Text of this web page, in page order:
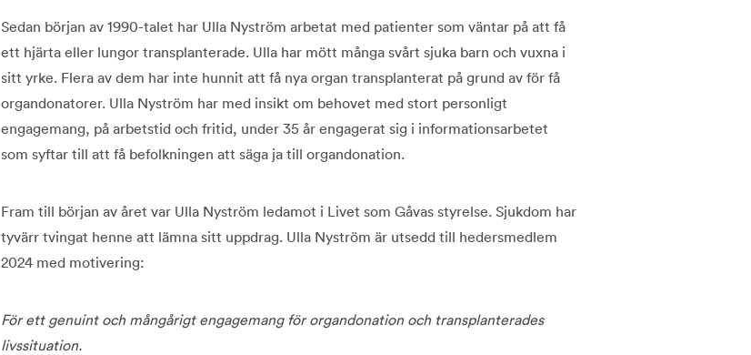
Sedan början av 1990-talet har Ulla Nyström arbetat med patienter som väntar på att få
ett hjärta eller lungor transplanterade. Ulla har mött många svårt sjuka barn och vuxna i
sitt yrke. Flera av dem har inte hunnit att få nya organ transplanterat på grund av för få
organdonatorer. Ulla Nyström har med insikt om behovet med stort personligt
engagemang, på arbetstid och fritid, under 35 år engagerat sig i informationsarbetet
som syftar till att få befolkningen att säga ja till organdonation.
Fram till början av året var Ulla Nyström ledamot i Livet som Gåvas styrelse. Sjukdom har
tyvärr tvingat henne att lämna sitt uppdrag. Ulla Nyström är utsedd till hedersmedlem
2024 med motivering:
För ett genuint och mångårigt engagemang för organdonation och transplanterades
livssituation.